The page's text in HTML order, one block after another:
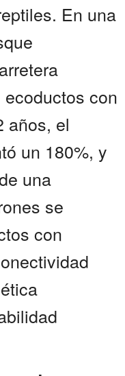
En una
con
años, el
un 180%, y
una
se
con